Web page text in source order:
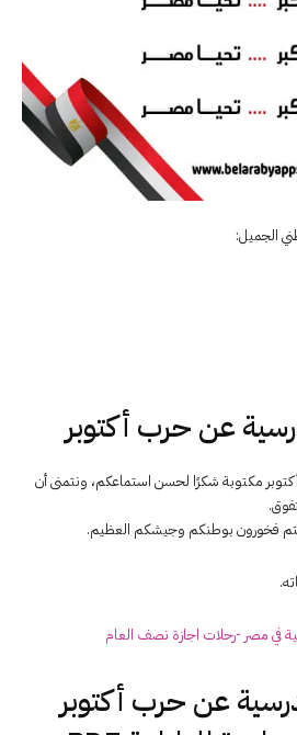
الجميل:
عن حرب أكتوبر
مكتوبة شكرًا لحسن استماعكم، ونتمنى أن
فخورون بوطنكم وجيشكم العظيم.
عن حرب أكتوبر